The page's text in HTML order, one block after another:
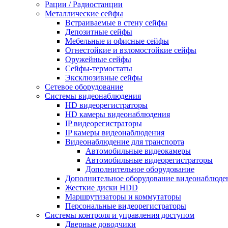
Рации / Радиостанции
Металлические сейфы
Встраиваемые в стену сейфы
Депозитные сейфы
Мебельные и офисные сейфы
Огнестойкие и взломостойкие сейфы
Оружейные сейфы
Сейфы-термостаты
Эксклюзивные сейфы
Сетевое оборудование
Системы видеонаблюдения
HD видеорегистраторы
HD камеры видеонаблюдения
IP видеорегистраторы
IP камеры видеонаблюдения
Видеонаблюдение для транспорта
Автомобильные видеокамеры
Автомобильные видеорегистраторы
Дополнительное оборудование
Дополнительное оборудование
Жесткие диски HDD
Маршрутизаторы и коммутаторы
Персональные видеорегистраторы
Системы контроля и управления доступом
Дверные доводчики